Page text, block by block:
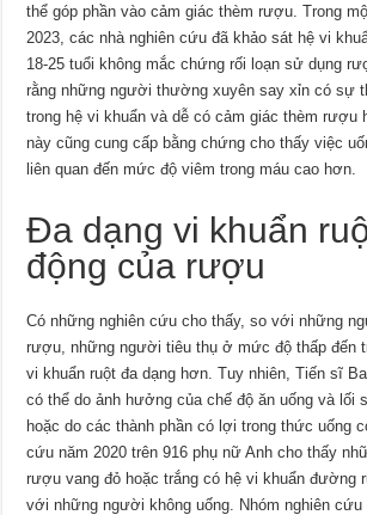
thể góp phần vào cảm giác thèm rượu. Trong
2023, các nhà nghiên cứu đã khảo sát hệ vi
18-25 tuổi không mắc chứng rối loạn sử dụng
rằng những người thường xuyên say xỉn có sự
trong hệ vi khuẩn và dễ có cảm giác thèm rượu
này cũng cung cấp bằng chứng cho thấy việc
liên quan đến mức độ viêm trong máu cao hơn.
Đa dạng vi khuẩn
động của rượu
Có những nghiên cứu cho thấy, so với những
rượu, những người tiêu thụ ở mức độ thấp đến
vi khuẩn ruột đa dạng hơn. Tuy nhiên, Tiến sĩ
có thể do ảnh hưởng của chế độ ăn uống và lối
hoặc do các thành phần có lợi trong thức uống
cứu năm 2020 trên 916 phụ nữ Anh cho thấy
rượu vang đỏ hoặc trắng có hệ vi khuẩn đường
với những người không uống. Nhóm nghiên cứu